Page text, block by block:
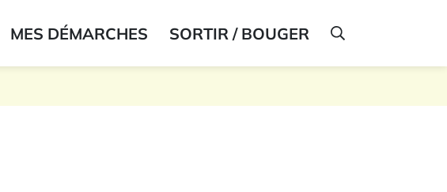
MES DÉMARCHES SORTIR / BOUGER AFFICHER LA